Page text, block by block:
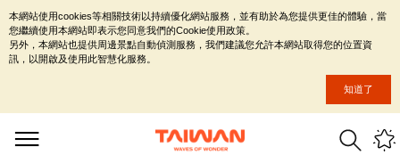
本網站使用cookies等相關技術以持續優化網站服務，並有助於為您提供更佳的體驗，當
您繼續使用本網站即表示您同意我們的Cookie使用政策。
另外，本網站也提供周邊景點自動偵測服務，我們建議您允許本網站取得您的位置資
訊，以開啟及使用此智慧化服務。
知道了